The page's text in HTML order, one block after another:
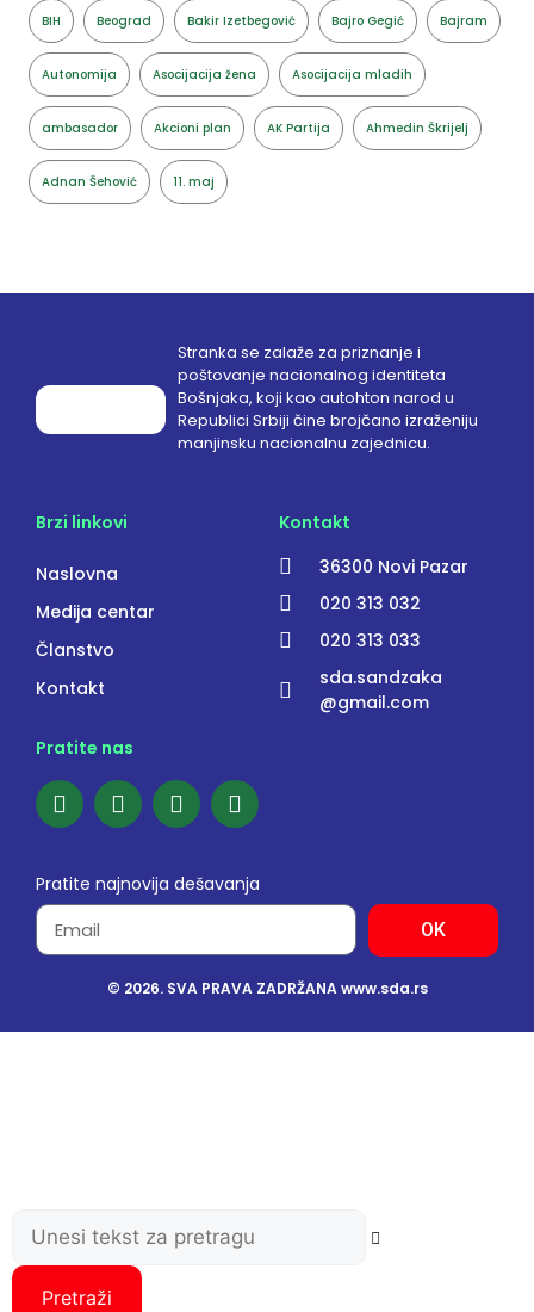
BIH Beograd Bakir Izetbegović Bajro Gegić Bajram
Autonomija Asocijacija žena Asocijacija mladih
ambasador Akcioni plan AK Partija Ahmedin Škrijelj
Adnan Šehović 11. maj
Stranka se zalaže za priznanje i
poštovanje nacionalnog identiteta
Bošnjaka, koji kao autohton narod u
Republici Srbiji čine brojčano izraženiju
manjinsku nacionalnu zajednicu.
Brzi linkovi
Naslovna
Medija centar
Članstvo
Kontakt
Kontakt
36300 Novi Pazar
020 313 032
020 313 033
sda.sandzaka
@gmail.com
Pratite nas
Pratite najnovija dešavanja
OK
© 2026. SVA PRAVA ZADRŽANA www.sda.rs
Pretraži